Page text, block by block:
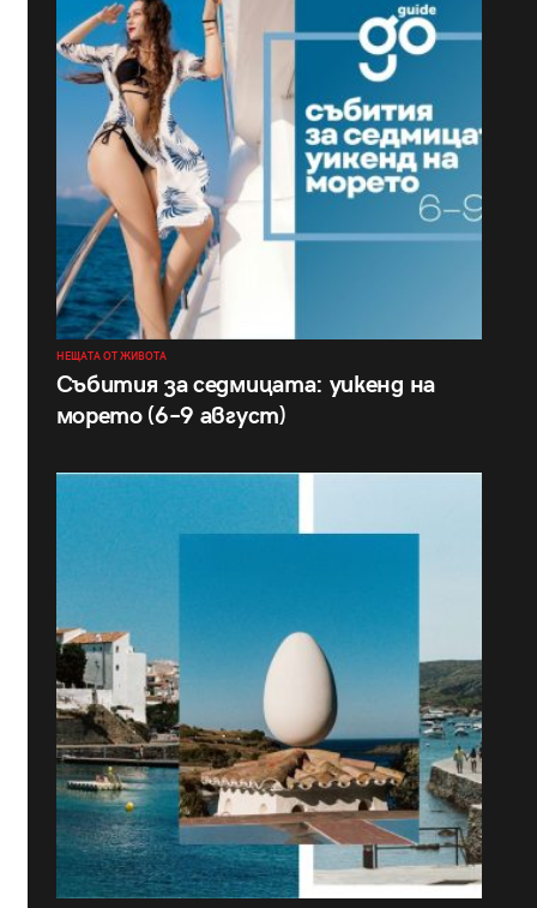
НЕЩАТА ОТ ЖИВОТА
Събития за седмицата: уикенд на
морето (6–9 август)